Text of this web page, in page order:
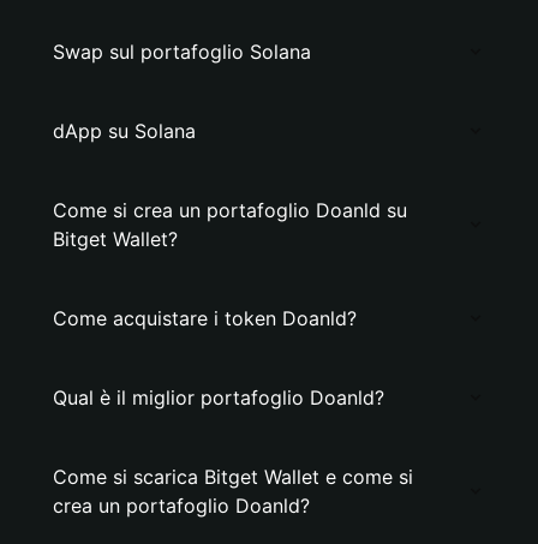
Swap sul portafoglio Solana
dApp su Solana
Come si crea un portafoglio Doanld su
Bitget Wallet?
Come acquistare i token Doanld?
Qual è il miglior portafoglio Doanld?
Come si scarica Bitget Wallet e come si
crea un portafoglio Doanld?